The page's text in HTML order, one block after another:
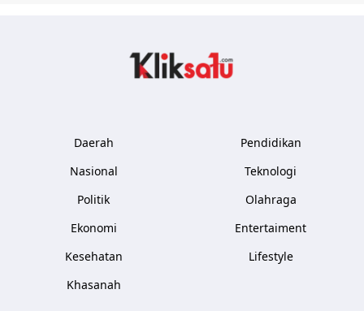
Daerah
Nasional
Politik
Ekonomi
Kesehatan
Khasanah
Pendidikan
Teknologi
Olahraga
Entertaiment
Lifestyle